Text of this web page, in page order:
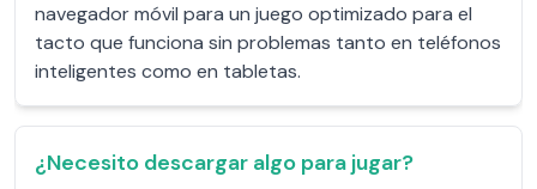
navegador móvil para un juego optimizado para el
tacto que funciona sin problemas tanto en teléfonos
inteligentes como en tabletas.
¿Necesito descargar algo para jugar?